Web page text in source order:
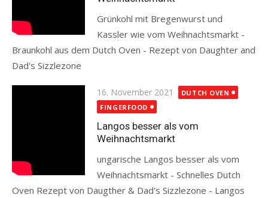
Grünkohl mit Bregenwurst und
Kassler wie vom Weihnachtsmarkt -
Braunkohl aus dem Dutch Oven - Rezept von Daughter and
Dad's Sizzlezone
Posted
on
16. November 2021
DUTCH OVEN
FINGERFOOD
Langos besser als vom
Weihnachtsmarkt
ungarische Langos besser als vom
Weihnachtsmarkt - Schnelles Dutch
Oven Rezept von Daugther & Dad's Sizzlezone - Langos